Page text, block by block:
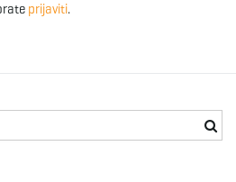
prijaviti.